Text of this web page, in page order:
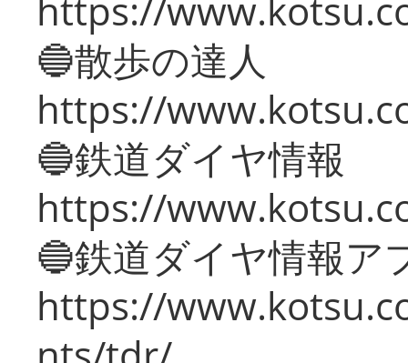
https://
🔵散歩の達人
https://
🔵鉄道ダイヤ情報
https://
🔵鉄道ダイヤ情報ア
https://